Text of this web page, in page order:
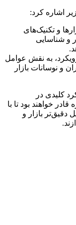
اشاره کرد:
و تکنیک‌های
و شناسایی
به نقش عوامل
و نوسانات بازار
کلیدی در
خواهند بود تا با
دقیق‌تر بازار و